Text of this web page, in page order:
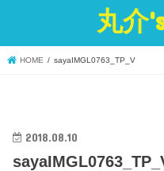
丸介
HOME sayaIMGL0763_TP_V
2018.08.10